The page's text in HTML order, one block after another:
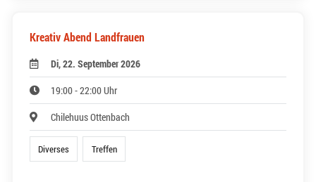
Kreativ Abend Landfrauen
Di, 22. September 2026
19:00 - 22:00 Uhr
Chilehuus Ottenbach
Diverses Treffen